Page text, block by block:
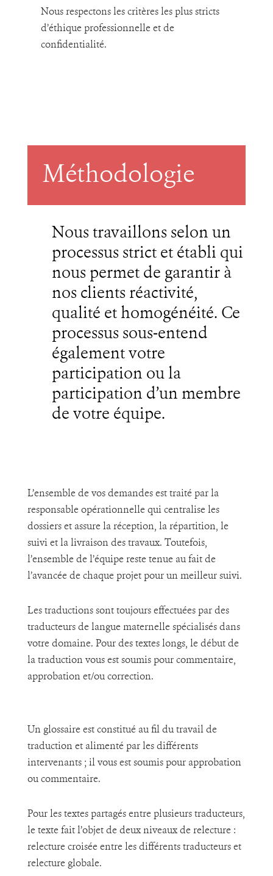
Nous respectons les critères les plus stricts
d’éthique professionnelle et de
confidentialité.
Méthodologie
Nous travaillons selon un
processus strict et établi qui
nous permet de garantir à
nos clients réactivité,
qualité et homogénéité. Ce
processus sous-entend
également votre
participation ou la
participation d’un membre
de votre équipe.
L’ensemble de vos demandes est traité par la
responsable opérationnelle qui centralise les
dossiers et assure la réception, la répartition, le
suivi et la livraison des travaux. Toutefois,
l’ensemble de l’équipe reste tenue au fait de
l’avancée de chaque projet pour un meilleur suivi.
Les traductions sont toujours effectuées par des
traducteurs de langue maternelle spécialisés dans
votre domaine. Pour des textes longs, le début de
la traduction vous est soumis pour commentaire,
approbation et/ou correction.
Un glossaire est constitué au fil du travail de
traduction et alimenté par les différents
intervenants ; il vous est soumis pour approbation
ou commentaire.
Pour les textes partagés entre plusieurs traducteurs,
le texte fait l’objet de deux niveaux de relecture :
relecture croisée entre les différents traducteurs et
relecture globale.